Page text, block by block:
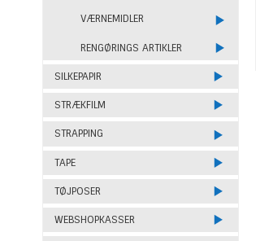
VÆRNEMIDLER
RENGØRINGS ARTIKLER
SILKEPAPIR
STRÆKFILM
STRAPPING
TAPE
TØJPOSER
WEBSHOPKASSER